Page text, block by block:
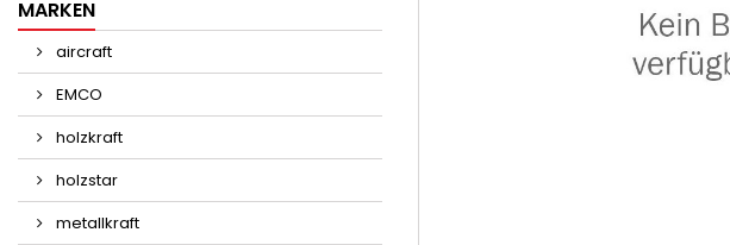
MARKEN
aircraft
EMCO
holzkraft
holzstar
metallkraft